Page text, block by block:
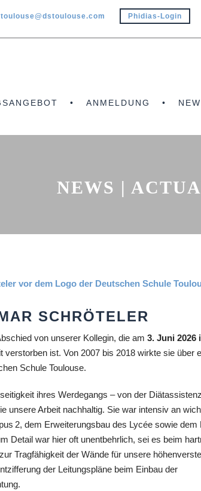
Phidias-Login
ANMELDUNG
NEWS |
SCHRÖTELER
von unserer Kollegin, die am 3. Juni 2026
ist. Von 2007 bis 2018 wirkte sie über
Schule Toulouse.
ihres Werdegangs – von der
unsere Arbeit nachhaltig. Sie war intensiv an
2, dem Erweiterungsbau des Lycée sowie dem
Detail war hier oft unentbehrlich, sei es beim
Tragfähigkeit der Wände für unsere
der Leitungspläne beim Einbau der